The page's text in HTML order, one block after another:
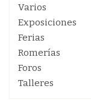
Varios
Exposiciones
Ferias
Romerías
Foros
Talleres